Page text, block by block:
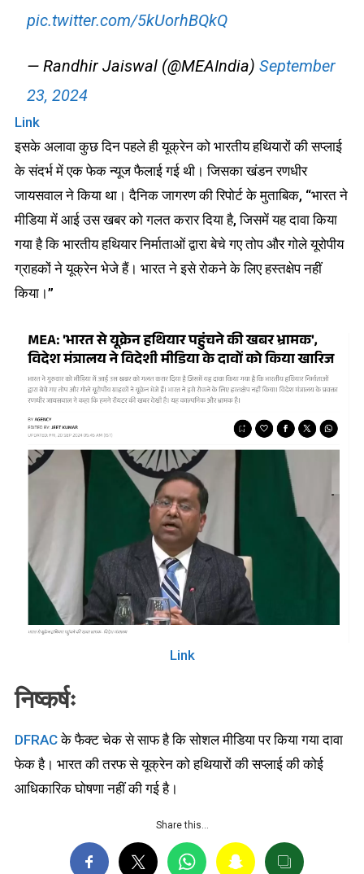
pic.twitter.com/5kUorhBQkQ
— Randhir Jaiswal (@MEAIndia) September
23, 2024
Link
इसके अलावा कुछ दिन पहले ही यूक्रेन को भारतीय हथियारों की सप्लाई
के संदर्भ में एक फेक न्यूज फैलाई गई थी। जिसका खंडन रणधीर
जायसवाल ने किया था। दैनिक जागरण की रिपोर्ट के मुताबिक, “भारत ने
मीडिया में आई उस खबर को गलत करार दिया है, जिसमें यह दावा किया
गया है कि भारतीय हथियार निर्माताओं द्वारा बेचे गए तोप और गोले यूरोपीय
ग्राहकों ने यूक्रेन भेजे हैं। भारत ने इसे रोकने के लिए हस्तक्षेप नहीं
किया।”
Link
निष्कर्षः
DFRACके फैक्ट चेक से साफ है कि सोशल मीडिया पर किया गया दावा
फेक है। भारत की तरफ से यूक्रेन को हथियारों की सप्लाई की कोई
आधिकारिक घोषणा नहीं की गई है।
Share this…